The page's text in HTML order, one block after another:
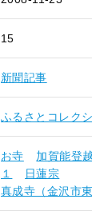
15
新聞記事
ふるさとコレク
お寺 加賀能登
１
日蓮宗
真成寺（金沢市